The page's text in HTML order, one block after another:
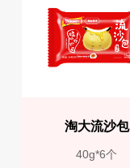
淘大流沙包
40g*6个